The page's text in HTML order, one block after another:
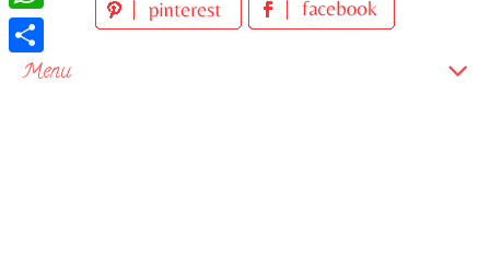
Menu
WhatsApp
Teilen